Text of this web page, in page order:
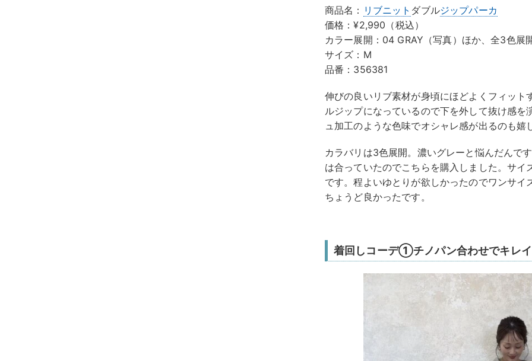
商品名： リブニット ダブルジップパーカ
価格：¥2,990（税込）
カラー展開：04 GRAY（写真）ほか、全3色展
サイズ：M
品番：356381
伸びの良いリブ素材が身頃にほどよくフィット
ルジップになっているので下を外して抜け感
ュ加工のような色味でオシャレ感が出るのも嬉
カラバリは3色展開。濃いグレーと悩んだんで
は合っていたのでこちらを購入しました。サ
です。程よいゆとりが欲しかったのでワンサ
ちょうど良かったです。
着回しコーデ①チノパン合わせでキレ